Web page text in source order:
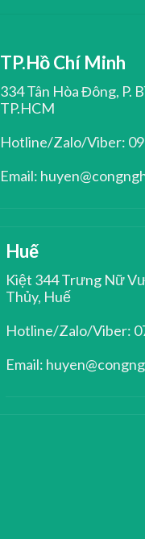
TP.Hồ Chí Minh
334 Tân Hòa Đông, P.
TP.HCM
Hotline/Zalo/Viber:
Email:
Huế
Kiệt 344 Trưng Nữ
Thủy, Huế
Hotline/Zalo/Viber:
Email: